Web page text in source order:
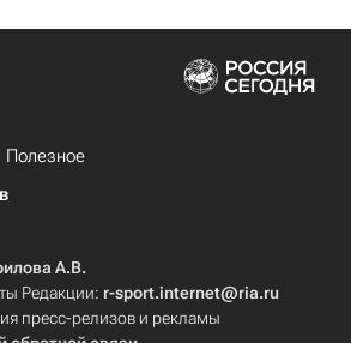
Полезное
А.В.
Редакции: r-sport.internet@ria.ru
пресс-релизов и рекламы